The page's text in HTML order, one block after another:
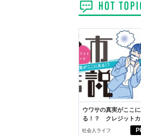
ウワサの真実がここ
る！？ クレジットカ
ドの都市伝説
社会人ライフ